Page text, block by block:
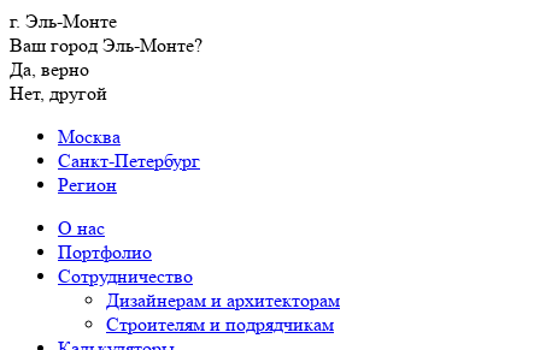
г. Эль-Монте
Ваш город Эль-Монте?
Да, верно
Нет, другой
Москва
Санкт-Петербург
Регион
О нас
Портфолио
Сотрудничество
Дизайнерам и архитекторам
Строителям и подрядчикам